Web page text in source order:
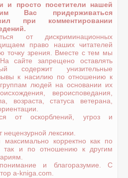
и просто посетители нашей
Вас придерживаться
при комментировании
от дискриминационных
право наших читателей
точку зрения. Вместе с тем мы
сайте запрещено оставлять
содержит унизительные
к насилию по отношению к
людей на основании их
вероисповедания,
возраста, статуса ветерана,
от оскорблений, угроз и
нецензурной лексики.
корректно как по
так и по отношению к другим
и благоразумие. С
a-kniga.com.